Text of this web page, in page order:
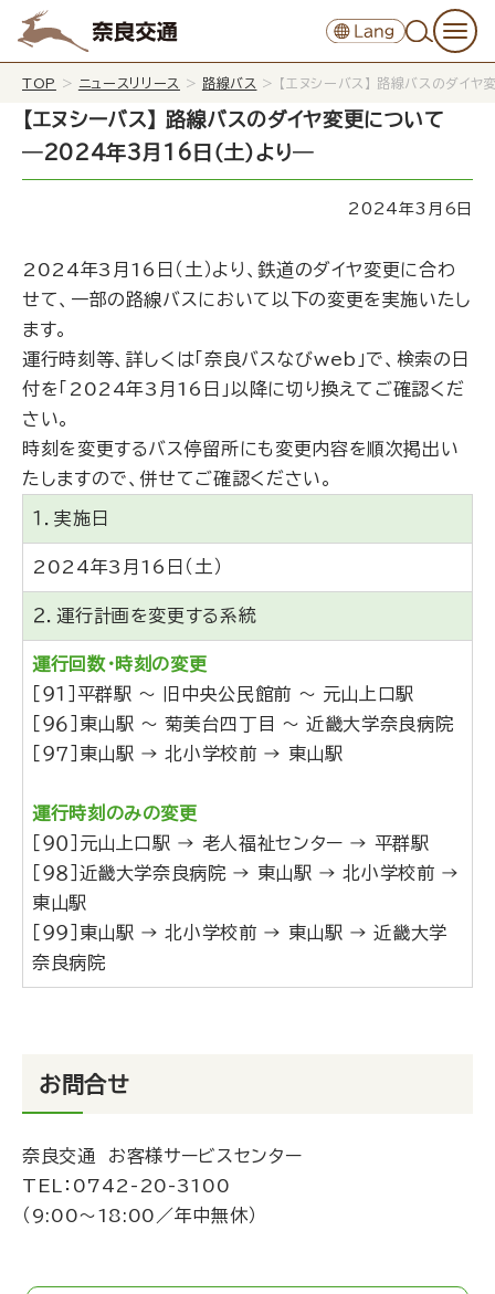
TOP > ニュースリリース > 路線バス > 【エヌシーバス】 路線バスのダ
【エヌシーバス】 路線バスのダイヤ変更について
─2024年3月16日（土）より─
2024年3月6日
2024年3月16日（土）より、鉄道のダイヤ変更に合わ
せて、一部の路線バスにおいて以下の変更を実施いたし
ます。
運行時刻等、詳しくは「奈良バスなびweb 」で、検索の日
付を「2024年3月16日」以降に切り換えてご確認くだ
さい。
時刻を変更するバス停留所にも変更内容を順次掲出い
たしますので、併せてご確認ください。
１．実施日
2024年3月16日（土）
２．運行計画を変更する系統
運行回数・時刻の変更
［９１］平群駅 ～ 旧中央公民館前 ～ 元山上口駅
［９６］東山駅 ～ 菊美台四丁目 ～ 近畿大学奈良病院
［９７］東山駅 → 北小学校前 → 東山駅
運行時刻のみの変更
［９０］元山上口駅 → 老人福祉センター → 平群駅
［９８］近畿大学奈良病院 → 東山駅 → 北小学校前 →
東山駅
［９９］東山駅 → 北小学校前 → 東山駅 → 近畿大学
奈良病院
お問合せ
奈良交通 お客様サービスセンター
TEL： 0742-20-3100
（9:00～18:00／年中無休）